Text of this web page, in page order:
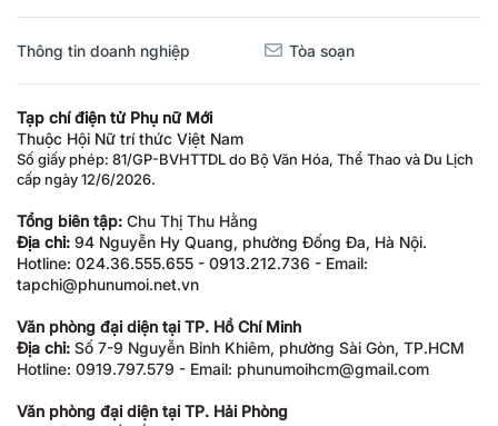
Thông tin doanh nghiệp Tòa soạn
Tạp chí điện tử Phụ nữ Mới
Thuộc Hội Nữ trí thức Việt Nam
Số giấy phép: 81/GP-BVHTTDL do Bộ Văn Hóa, Thể Thao và Du Lịch
cấp ngày 12/6/2026.
Tổng biên tập: Chu Thị Thu Hằng
Địa chỉ: 94 Nguyễn Hy Quang, phường Đống Đa, Hà Nội.
Hotline: 024.36.555.655 - 0913.212.736 - Email:
tapchi@phunumoi.net.vn
Văn phòng đại diện tại TP. Hồ Chí Minh
Địa chỉ: Số 7-9 Nguyễn Bỉnh Khiêm, phường Sài Gòn, TP.HCM
Hotline: 0919.797.579 - Email: phunumoihcm@gmail.com
Văn phòng đại diện tại TP. Hải Phòng